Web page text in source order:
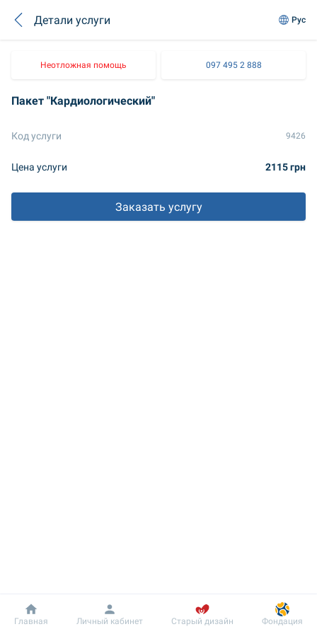
Детали услуги Рус
Неотложная помощь 097 495 2 888
Пакет "Кардиологический"
Код услуги 9426
Цена услуги 2115 грн
Заказать услугу
Добробут Информация Пациенту
Главная Личный кабинет Старый дизайн Фондация